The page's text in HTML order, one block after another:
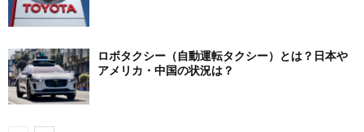
ロボタクシー（自動運転タクシー）とは？日本や
アメリカ・中国の状況は？